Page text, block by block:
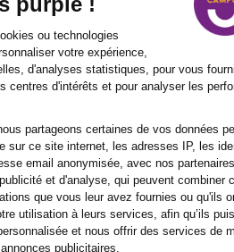
avenue Croix-Sud, Narbonne - (11)
campus de Narbonne
Pour qui ?